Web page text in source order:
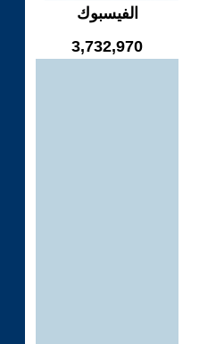
الفيسبوك
3,732,970